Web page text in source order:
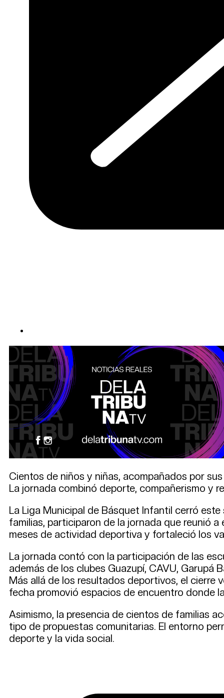
Cientos de niños y niñas, acompañados por
La jornada combinó deporte, compañerismo y
La Liga Municipal de Básquet Infantil cerró
familias, participaron de la jornada que reunió
meses de actividad deportiva y fortaleció los
La jornada contó con la participación de las
además de los clubes Guazupí, CAVU, Garupá
Más allá de los resultados deportivos, el cierre
fecha promovió espacios de encuentro donde
Asimismo, la presencia de cientos de familias
tipo de propuestas comunitarias. El entorno
deporte y la vida social.